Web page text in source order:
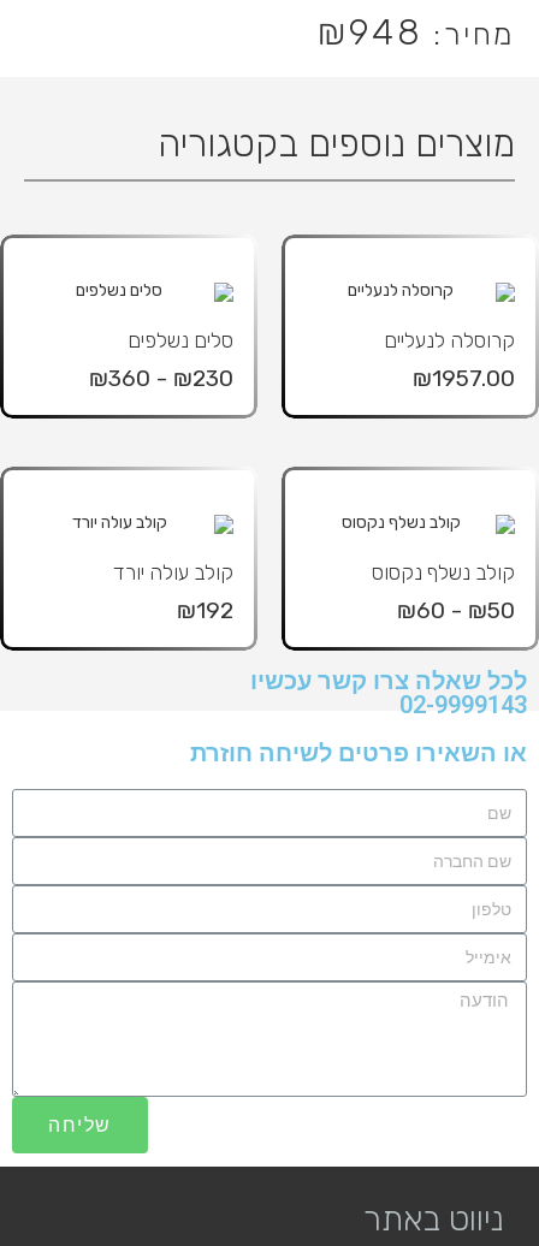
₪948
מוצרים נוספים בקטגוריה
קרוסלה לנעליים
₪1957.00
סלים נשלפים
₪230 - ₪360
קולב נשלף נקסוס
₪50 - ₪60
קולב עולה יורד
₪192
לכל שאלה צרו קשר עכשיו
02-9999143
או השאירו פרטים לשיחה חוזרת
שליחה
ניווט באתר